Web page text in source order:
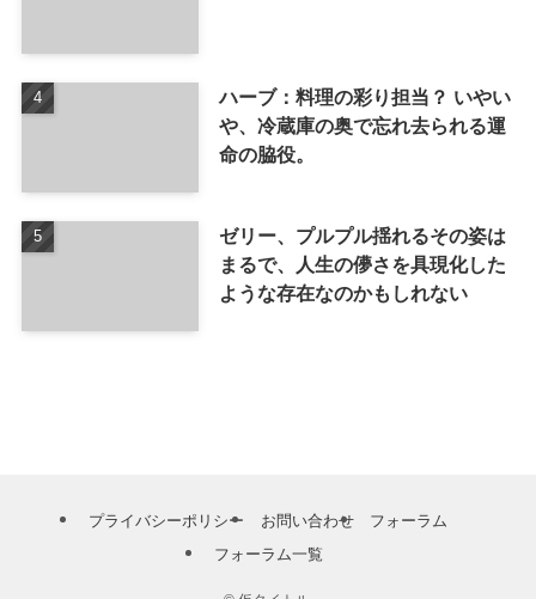
ハーブ：料理の彩り担当？ いやい
や、冷蔵庫の奥で忘れ去られる運
命の脇役。
ゼリー、プルプル揺れるその姿は
まるで、人生の儚さを具現化した
ような存在なのかもしれない
プライバシーポリシー お問い合わせ
フォーラム
フォーラム一覧